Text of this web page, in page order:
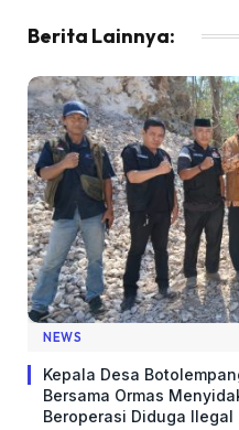
Berita Lainnya:
NEWS
Kepala Desa
Bersama Ormas
Beroperasi Diduga